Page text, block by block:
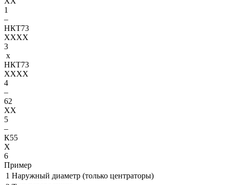
1
–
НКТ73
XXXX
3
x
НКТ73
XXXX
4
–
62
XX
5
–
К55
X
6
Пример
1 Наружный диаметр (только центраторы)